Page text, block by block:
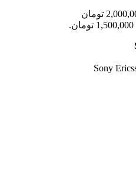
قیمت اصلی: 2,000,000 تومان